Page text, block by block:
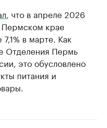
, что в апреле 2026
Пермском крае
в марте. Как
Отделения Пермь
это обусловлено
питания и